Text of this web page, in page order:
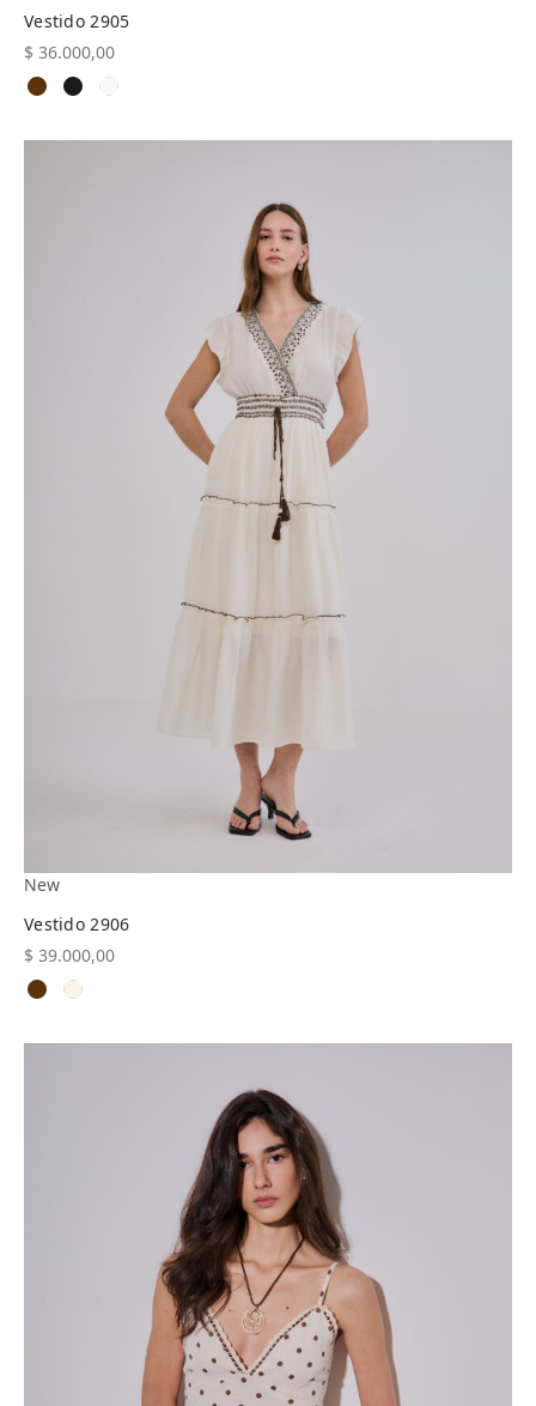
Vestido 2905
$ 36.000,00
New
Vestido 2906
$ 39.000,00